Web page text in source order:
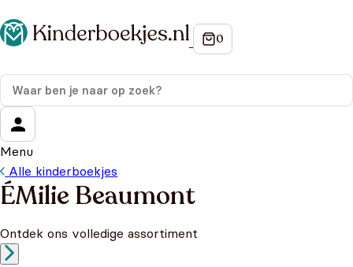
Menu
Alle kinderboekjes
ÉMilie Beaumont
Ontdek ons volledige assortiment